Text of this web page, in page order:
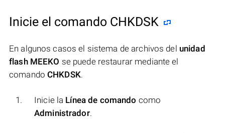
Inicie el comando CHKDSK
En algunos casos el sistema de archivos del unidad
flash MEEKO se puede restaurar mediante el
comandoCHKDSK.
Inicie la Línea de comando como
Administrador.